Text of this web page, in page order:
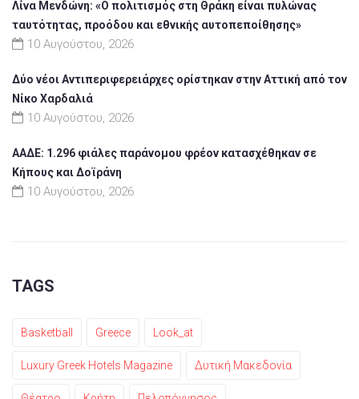
Λίνα Μενδώνη: «Ο πολιτισμός στη Θράκη είναι πυλώνας
ταυτότητας, προόδου και εθνικής αυτοπεποίθησης»
10 Αυγούστου, 2026
Δύο νέοι Αντιπεριφερειάρχες ορίστηκαν στην Αττική από τον
Νίκο Χαρδαλιά
10 Αυγούστου, 2026
ΑΑΔΕ: 1.296 φιάλες παράνομου φρέον κατασχέθηκαν σε
Κήπους και Δοϊράνη
10 Αυγούστου, 2026
TAGS
Basketball Greece Look_at
Luxury Greek Hotels Magazine Δυτική Μακεδονία